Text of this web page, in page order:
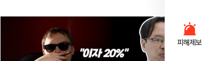
피해제보